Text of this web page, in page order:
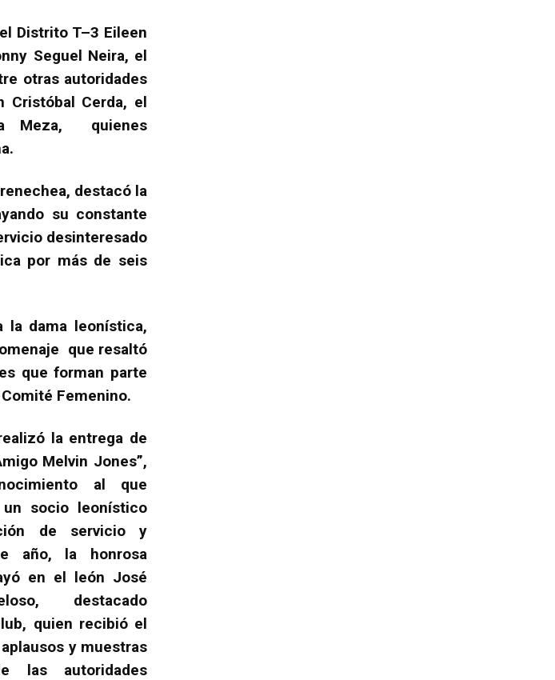
Distrito T–3 Eileen
Seguel Neira, el
otras autoridades
Cristóbal Cerda, el
Meza, quienes
destacó la
su constante
desinteresado
por más de seis
la dama leonística,
que resaltó
que forman parte
Femenino.
la entrega de
Melvin Jones”,
al que
un socio leonístico
de servicio y
año, la honrosa
en el león José
destacado
quien recibió el
y muestras
las autoridades